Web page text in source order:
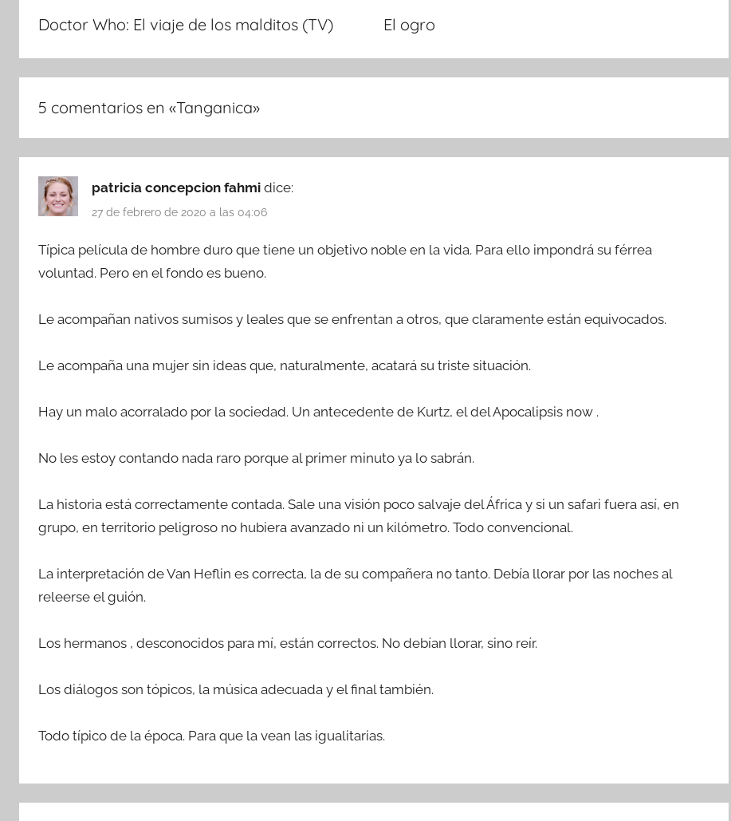
Doctor Who: El viaje de los malditos (TV) El ogro
5 comentarios en «Tanganica»
patricia concepcion fahmi dice:
27 de febrero de 2020 a las 04:06
Típica película de hombre duro que tiene un objetivo noble en la vida. Para ello impondrá su férrea
voluntad. Pero en el fondo es bueno.
Le acompañan nativos sumisos y leales que se enfrentan a otros, que claramente están equivocados.
Le acompaña una mujer sin ideas que, naturalmente, acatará su triste situación.
Hay un malo acorralado por la sociedad. Un antecedente de Kurtz, el del Apocalipsis now .
No les estoy contando nada raro porque al primer minuto ya lo sabrán.
La historia está correctamente contada. Sale una visión poco salvaje del África y si un safari fuera así, en
grupo, en territorio peligroso no hubiera avanzado ni un kilómetro. Todo convencional.
La interpretación de Van Heflin es correcta, la de su compañera no tanto. Debía llorar por las noches al
releerse el guión.
Los hermanos , desconocidos para mí, están correctos. No debían llorar, sino reír.
Los diálogos son tópicos, la música adecuada y el final también.
Todo típico de la época. Para que la vean las igualitarias.